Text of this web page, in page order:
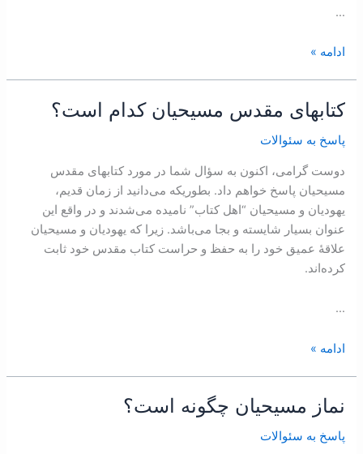
…
شود
از
گناه
نجات
یابد؟
ادامه »
كتابهای مقدس مسیحیان كدام است؟
پاسخ به سئوالات
دوست گرامی، اكنون به سؤال شما در ‌مورد كتابهای مقدس
مسیحیان پاسخ خواهم داد. بطوریكه می‌دانید از زمان قدیم،
یهودیان و مسیحیان “اهل كتاب” نامیده می‌شدند و در واقع این
عنوان بسیار شایسته و بجا می‌باشد. زیرا كه یهودیان و مسیحیان
علاقۀ عمیق خود را به حفظ و حراست كتاب مقدس خود ثابت
كرده‌اند.
…
كتابهای
مقدس
مسیحیان
ادامه »
نماز مسيحيان چگونه است؟
پاسخ به سئوالات
نماز
چگونه